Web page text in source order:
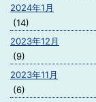
2024年1月
(14)
2023年12月
(9)
2023年11月
(6)